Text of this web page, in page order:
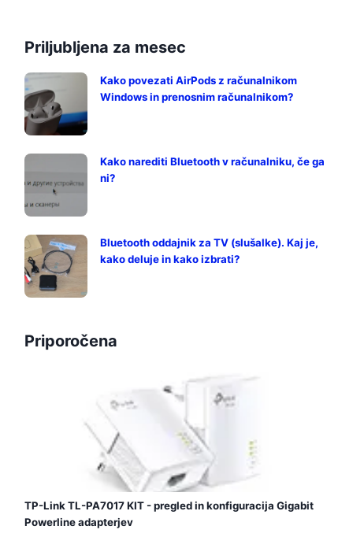
Priljubljena za mesec
Kako povezati AirPods z računalnikom
Windows in prenosnim računalnikom?
Kako narediti Bluetooth v računalniku, če ga
ni?
Bluetooth oddajnik za TV (slušalke). Kaj je,
kako deluje in kako izbrati?
Priporočena
TP-Link TL-PA7017 KIT - pregled in konfiguracija Gigabit
Powerline adapterjev